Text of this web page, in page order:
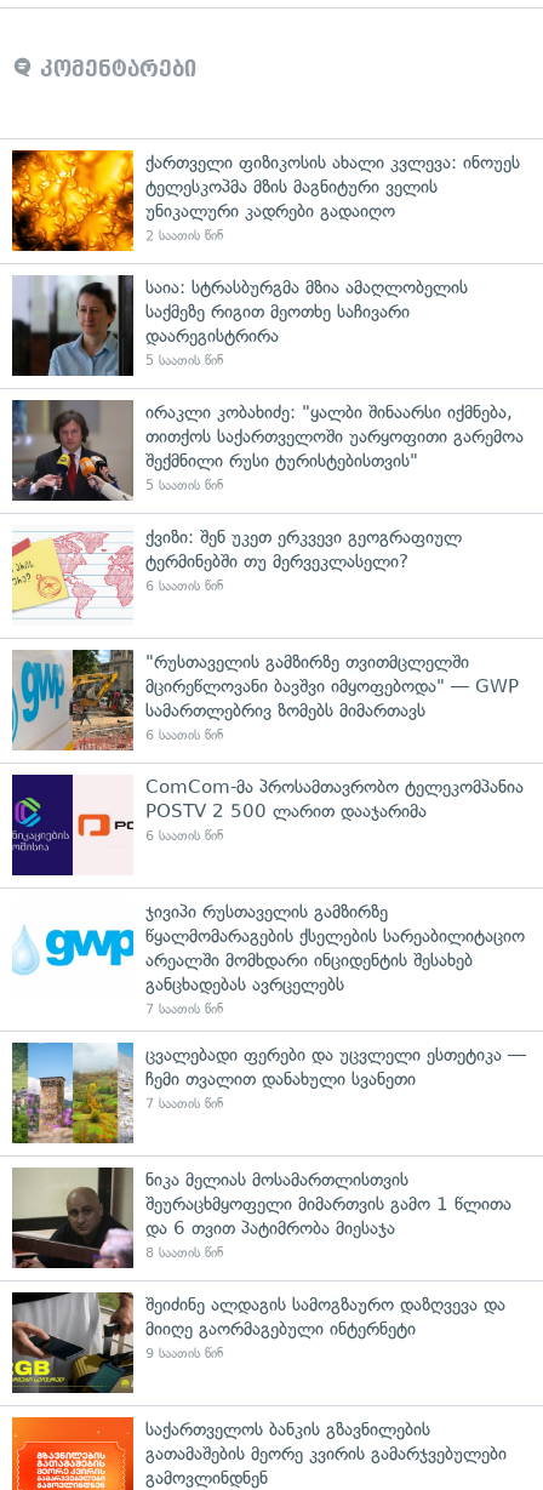
კომენტარები
ქართველი ფიზიკოსის ახალი კვლევა: ინოუეს
ტელესკოპმა მზის მაგნიტური ველის
უნიკალური კადრები გადაიღო
2 საათის წინ
საია: სტრასბურგმა მზია ამაღლობელის
საქმეზე რიგით მეოთხე საჩივარი
დაარეგისტრირა
5 საათის წინ
ირაკლი კობახიძე: "ყალბი შინაარსი იქმნება,
თითქოს საქართველოში უარყოფითი გარემოა
შექმნილი რუსი ტურისტებისთვის"
5 საათის წინ
ქვიზი: შენ უკეთ ერკვევი გეოგრაფიულ
ტერმინებში თუ მერვეკლასელი?
6 საათის წინ
"რუსთაველის გამზირზე თვითმცლელში
მცირეწლოვანი ბავშვი იმყოფებოდა" — GWP
სამართლებრივ ზომებს მიმართავს
6 საათის წინ
ComCom-მა პროსამთავრობო ტელეკომპანია
POSTV 2 500 ლარით დააჯარიმა
6 საათის წინ
ჯივიპი რუსთაველის გამზირზე
წყალმომარაგების ქსელების სარეაბილიტაციო
არეალში მომხდარი ინციდენტის შესახებ
განცხადებას ავრცელებს
7 საათის წინ
ცვალებადი ფერები და უცვლელი ესთეტიკა —
ჩემი თვალით დანახული სვანეთი
7 საათის წინ
ნიკა მელიას მოსამართლისთვის
შეურაცხმყოფელი მიმართვის გამო 1 წლითა
და 6 თვით პატიმრობა მიესაჯა
8 საათის წინ
შეიძინე ალდაგის სამოგზაურო დაზღვევა და
მიიღე გაორმაგებული ინტერნეტი
9 საათის წინ
საქართველოს ბანკის გზავნილების
გათამაშების მეორე კვირის გამარჯვებულები
გამოვლინდნენ